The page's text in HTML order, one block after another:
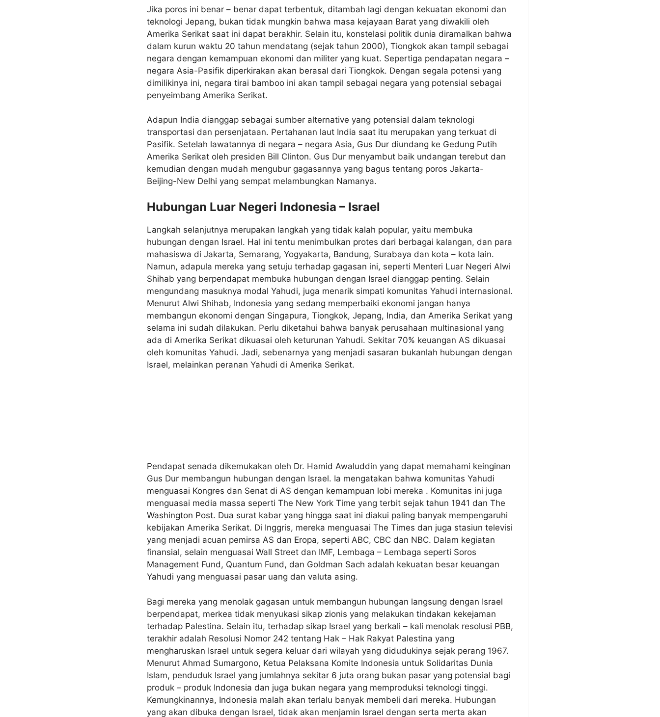
Jika poros ini benar – benar dapat terbentuk, ditambah lagi dengan kekuatan ekonomi dan
teknologi Jepang, bukan tidak mungkin bahwa masa kejayaan Barat yang diwakili oleh
Amerika Serikat saat ini dapat berakhir. Selain itu, konstelasi politik dunia diramalkan bahwa
dalam kurun waktu 20 tahun mendatang (sejak tahun 2000), Tiongkok akan tampil sebagai
negara dengan kemampuan ekonomi dan militer yang kuat. Sepertiga pendapatan negara –
negara Asia-Pasifik diperkirakan akan berasal dari Tiongkok. Dengan segala potensi yang
dimilikinya ini, negara tirai bamboo ini akan tampil sebagai negara yang potensial sebagai
penyeimbang Amerika Serikat.
Adapun India dianggap sebagai sumber alternative yang potensial dalam teknologi
transportasi dan persenjataan. Pertahanan laut India saat itu merupakan yang terkuat di
Pasifik. Setelah lawatannya di negara – negara Asia, Gus Dur diundang ke Gedung Putih
Amerika Serikat oleh presiden Bill Clinton. Gus Dur menyambut baik undangan terebut dan
kemudian dengan mudah mengubur gagasannya yang bagus tentang poros Jakarta-
Beijing-New Delhi yang sempat melambungkan Namanya.
Hubungan Luar Negeri Indonesia – Israel
Langkah selanjutnya merupakan langkah yang tidak kalah popular, yaitu membuka
hubungan dengan Israel. Hal ini tentu menimbulkan protes dari berbagai kalangan, dan para
mahasiswa di Jakarta, Semarang, Yogyakarta, Bandung, Surabaya dan kota – kota lain.
Namun, adapula mereka yang setuju terhadap gagasan ini, seperti Menteri Luar Negeri Alwi
Shihab yang berpendapat membuka hubungan dengan Israel dianggap penting. Selain
mengundang masuknya modal Yahudi, juga menarik simpati komunitas Yahudi internasional.
Menurut Alwi Shihab, Indonesia yang sedang memperbaiki ekonomi jangan hanya
membangun ekonomi dengan Singapura, Tiongkok, Jepang, India, dan Amerika Serikat yang
selama ini sudah dilakukan. Perlu diketahui bahwa banyak perusahaan multinasional yang
ada di Amerika Serikat dikuasai oleh keturunan Yahudi. Sekitar 70% keuangan AS dikuasai
oleh komunitas Yahudi. Jadi, sebenarnya yang menjadi sasaran bukanlah hubungan dengan
Israel, melainkan peranan Yahudi di Amerika Serikat.
Pendapat senada dikemukakan oleh Dr. Hamid Awaluddin yang dapat memahami keinginan
Gus Dur membangun hubungan dengan Israel. Ia mengatakan bahwa komunitas Yahudi
menguasai Kongres dan Senat di AS dengan kemampuan lobi mereka . Komunitas ini juga
menguasai media massa seperti The New York Time yang terbit sejak tahun 1941 dan The
Washington Post. Dua surat kabar yang hingga saat ini diakui paling banyak mempengaruhi
kebijakan Amerika Serikat. Di Inggris, mereka menguasai The Times dan juga stasiun televisi
yang menjadi acuan pemirsa AS dan Eropa, seperti ABC, CBC dan NBC. Dalam kegiatan
finansial, selain menguasai Wall Street dan IMF, Lembaga – Lembaga seperti Soros
Management Fund, Quantum Fund, dan Goldman Sach adalah kekuatan besar keuangan
Yahudi yang menguasai pasar uang dan valuta asing.
Bagi mereka yang menolak gagasan untuk membangun hubungan langsung dengan Israel
berpendapat, merkea tidak menyukasi sikap zionis yang melakukan tindakan kekejaman
terhadap Palestina. Selain itu, terhadap sikap Israel yang berkali – kali menolak resolusi PBB,
terakhir adalah Resolusi Nomor 242 tentang Hak – Hak Rakyat Palestina yang
mengharuskan Israel untuk segera keluar dari wilayah yang didudukinya sejak perang 1967.
Menurut Ahmad Sumargono, Ketua Pelaksana Komite Indonesia untuk Solidaritas Dunia
Islam, penduduk Israel yang jumlahnya sekitar 6 juta orang bukan pasar yang potensial bagi
produk – produk Indonesia dan juga bukan negara yang memproduksi teknologi tinggi.
Kemungkinannya, Indonesia malah akan terlalu banyak membeli dari mereka. Hubungan
yang akan dibuka dengan Israel, tidak akan menjamin Israel dengan serta merta akan